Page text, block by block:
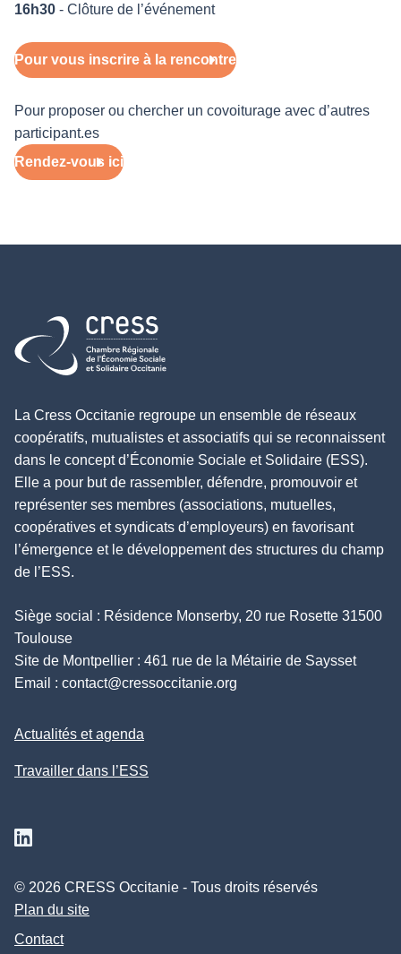
16h30 - Clôture de l’événement
Pour vous inscrire à la rencontre
Pour proposer ou chercher un covoiturage avec d’autres
participant.es
Rendez-vous ici
Retour à l'accueil
La Cress Occitanie regroupe un ensemble de réseaux
coopératifs, mutualistes et associatifs qui se reconnaissent
dans le concept d’Économie Sociale et Solidaire (ESS).
Elle a pour but de rassembler, défendre, promouvoir et
représenter ses membres (associations, mutuelles,
coopératives et syndicats d’employeurs) en favorisant
l’émergence et le développement des structures du champ
de l’ESS.
Siège social : Résidence Monserby, 20 rue Rosette 31500
Toulouse
Site de Montpellier : 461 rue de la Métairie de Saysset
Email : contact@cressoccitanie.org
Actualités et agenda
Travailler dans l’ESS
© 2026 CRESS Occitanie - Tous droits réservés
Plan du site
Contact